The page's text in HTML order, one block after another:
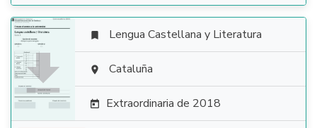

 Lengua Castellana y Literatura
 Cataluña
 Extraordinaria de 2018